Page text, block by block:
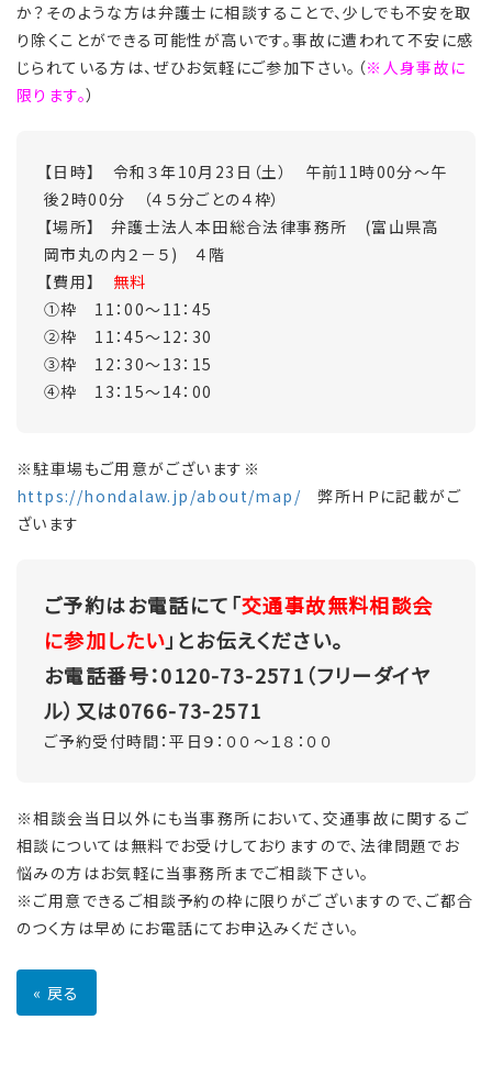
か？そのような方は弁護士に相談することで、少しでも不安を取
り除くことができる可能性が高いです。事故に遭われて不安に感
じられている方は、ぜひお気軽にご参加下さい。（※人身事故に
限ります。）
【日時】 令和３年10月23日（土） 午前11時00分～午
後2時00分 （４５分ごとの４枠）
【場所】 弁護士法人本田総合法律事務所 (富山県高
岡市丸の内２－５) ４階
【費用】 無料
①枠 11：00～11：45
②枠 11：45～12：30
③枠 12：30～13：15
④枠 13：15～14：00
※駐車場もご用意がございます※
https://hondalaw.jp/about/map/ 弊所ＨＰに記載がご
ざいます
ご予約はお電話にて「交通事故無料相談会
に参加したい」とお伝えください。
お電話番号：0120-73-2571（フリーダイヤ
ル）又は0766-73-2571
ご予約受付時間：平日９：００～１８：００
※相談会当日以外にも当事務所において、交通事故に関するご
相談については無料でお受けしておりますので、法律問題でお
悩みの方はお気軽に当事務所までご相談下さい。
※ご用意できるご相談予約の枠に限りがございますので、ご都合
のつく方は早めにお電話にてお申込みください。
« 戻る